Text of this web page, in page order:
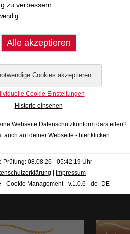
zu verbessern.
Cookie-Einstellungen
Historie einsehen
Webseite Datenschutzkonform darstellen?
auch auf deiner Webseite - hier klicken.
Prüfung: 08.08.26 - 05:42:19 Uhr
Impressum
- Cookie Management - v.1.0.6 - de_DE